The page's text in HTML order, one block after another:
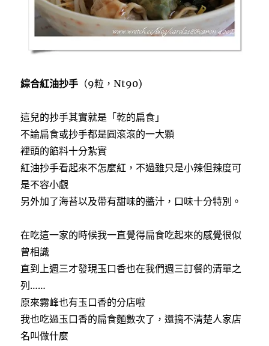
綜合紅油抄手 （9粒，Nt90)
這兒的抄手其實就是「乾的扁食」
不論扁食或抄手都是圓滾滾的一大顆
裡頭的餡料十分紮實
紅油抄手看起來不怎麼紅，不過雖只是小辣但辣度可
是不容小覷
另外加了海苔以及帶有甜味的醬汁，口味十分特別。
在吃這一家的時候我一直覺得扁食吃起來的感覺很似
曾相識
直到上週三才發現玉口香也在我們週三訂餐的清單之
列……
原來霧峰也有玉口香的分店啦
我也吃過玉口香的扁食麵數次了，還搞不清楚人家店
名叫做什麼